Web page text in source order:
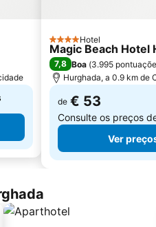
4 Estrelas
Hotel
Magic Beach Hotel
7,8 Boa (3.995
Hurghada, a 0.9 km de
de € 53
Consulte os preços
Ver